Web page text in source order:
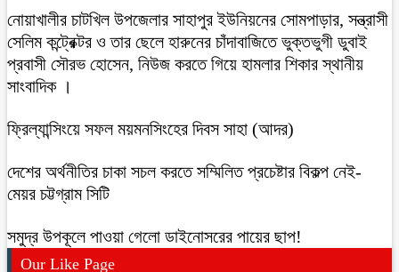
নোয়াখালীর চাটখিল উপজেলার সাহাপুর ইউনিয়নের সোমপাড়ার, সন্ত্রাসী
সেলিম কন্ট্রেক্টর ও তার ছেলে হারুনের চাঁদাবাজিতে ভুক্তভুগী ডুবাই
প্রবাসী সৌরভ হোসেন, নিউজ করতে গিয়ে হামলার শিকার স্থানীয়
সাংবাদিক ।
ফ্রিল্যান্সিংয়ে সফল ময়মনসিংহের দিবস সাহা (আদর)
দেশের অর্থনীতির চাকা সচল করতে সম্মিলিত প্রচেষ্টার বিকল্প নেই-
মেয়র চট্টগ্রাম সিটি
সমুদ্র উপকূলে পাওয়া গেলো ডাইনোসরের পায়ের ছাপ!
Our Like Page